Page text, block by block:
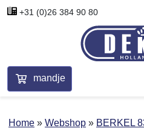
+31 (0)26 384 90 80
mandje
Home Webshop
BERKEL